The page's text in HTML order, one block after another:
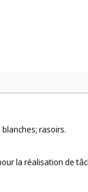
rasoirs.
la réalisation de